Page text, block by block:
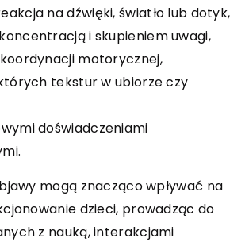
na dźwięki, światło lub dotyk,
i skupieniem uwagi,
motorycznej,
tekstur w ubiorze czy
doświadczeniami
mogą znacząco wpływać na
dzieci, prowadząc do
z nauką, interakcjami